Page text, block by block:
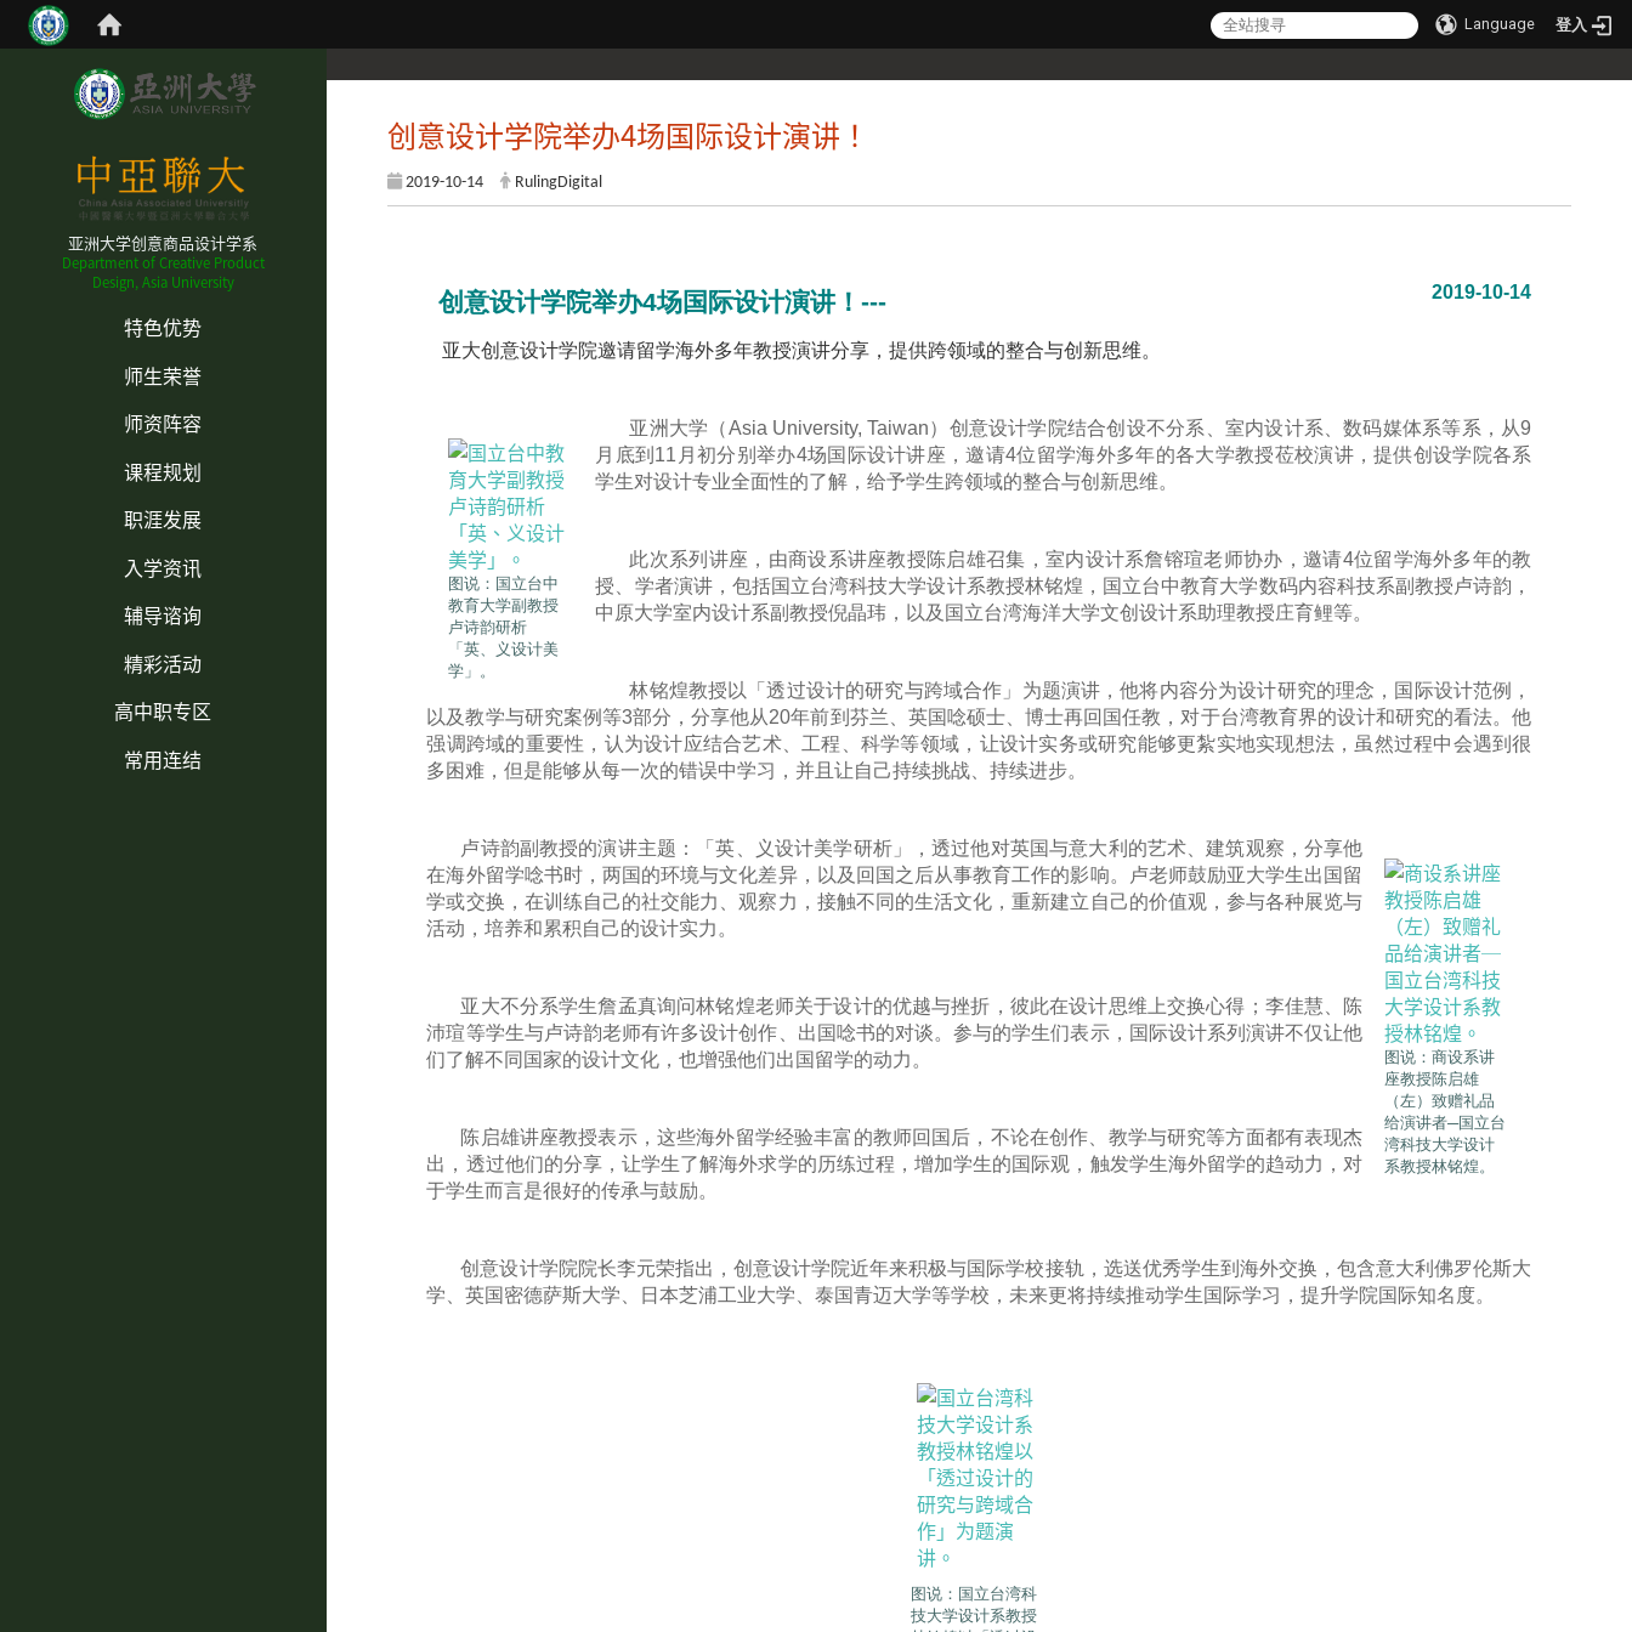
Language 登入
亚洲大学创意商品设计学系
Department of Creative Product
Design, Asia University
特色优势
师生荣誉
师资阵容
课程规划
职涯发展
入学资讯
辅导谘询
精彩活动
高中职专区
常用连结
创意设计学院举办4场国际设计演讲！
2019-10-14 RulingDigital
创意设计学院举办4场国际设计演讲！--- 2019-10-14
亚大创意设计学院邀请留学海外多年教授演讲分享，提供跨领域的整合与创新思维。
图说：国立台中
教育大学副教授
卢诗韵研析
「英、义设计美
学」。
亚洲大学（Asia University, Taiwan）创意设计学院结合创设不分系、室内设计系、数码媒体系等系，从9
月底到11月初分别举办4场国际设计讲座，邀请4位留学海外多年的各大学教授莅校演讲，提供创设学院各系
学生对设计专业全面性的了解，给予学生跨领域的整合与创新思维。
此次系列讲座，由商设系讲座教授陈启雄召集，室内设计系詹镕瑄老师协办，邀请4位留学海外多年的教
授、学者演讲，包括国立台湾科技大学设计系教授林铭煌，国立台中教育大学数码内容科技系副教授卢诗韵，
中原大学室内设计系副教授倪晶玮，以及国立台湾海洋大学文创设计系助理教授庄育鲤等。
林铭煌教授以「透过设计的研究与跨域合作」为题演讲，他将内容分为设计研究的理念，国际设计范例，
以及教学与研究案例等3部分，分享他从20年前到芬兰、英国唸硕士、博士再回国任教，对于台湾教育界的设计和研究的看法。他
强调跨域的重要性，认为设计应结合艺术、工程、科学等领域，让设计实务或研究能够更紮实地实现想法，虽然过程中会遇到很
多困难，但是能够从每一次的错误中学习，并且让自己持续挑战、持续进步。
图说：商设系讲
座教授陈启雄
（左）致赠礼品
给演讲者─国立台
湾科技大学设计
系教授林铭煌。
卢诗韵副教授的演讲主题：「英、义设计美学研析」，透过他对英国与意大利的艺术、建筑观察，分享他
在海外留学唸书时，两国的环境与文化差异，以及回国之后从事教育工作的影响。卢老师鼓励亚大学生出国留
学或交换，在训练自己的社交能力、观察力，接触不同的生活文化，重新建立自己的价值观，参与各种展览与
活动，培养和累积自己的设计实力。
亚大不分系学生詹孟真询问林铭煌老师关于设计的优越与挫折，彼此在设计思维上交换心得；李佳慧、陈
沛瑄等学生与卢诗韵老师有许多设计创作、出国唸书的对谈。参与的学生们表示，国际设计系列演讲不仅让他
们了解不同国家的设计文化，也增强他们出国留学的动力。
陈启雄讲座教授表示，这些海外留学经验丰富的教师回国后，不论在创作、教学与研究等方面都有表现杰
出，透过他们的分享，让学生了解海外求学的历练过程，增加学生的国际观，触发学生海外留学的趋动力，对
于学生而言是很好的传承与鼓励。
创意设计学院院长李元荣指出，创意设计学院近年来积极与国际学校接轨，选送优秀学生到海外交换，包含意大利佛罗伦斯大
学、英国密德萨斯大学、日本芝浦工业大学、泰国青迈大学等学校，未来更将持续推动学生国际学习，提升学院国际知名度。
图说：国立台湾科
技大学设计系教授